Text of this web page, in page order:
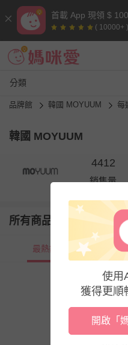
首載 App 現領 $
( 10000+ )
分類
品牌館 韓國 MOYUUM 每
韓國 MOYUUM
4412
銷售量
所有商品
最熱銷
使用
獲得更順
開啟「